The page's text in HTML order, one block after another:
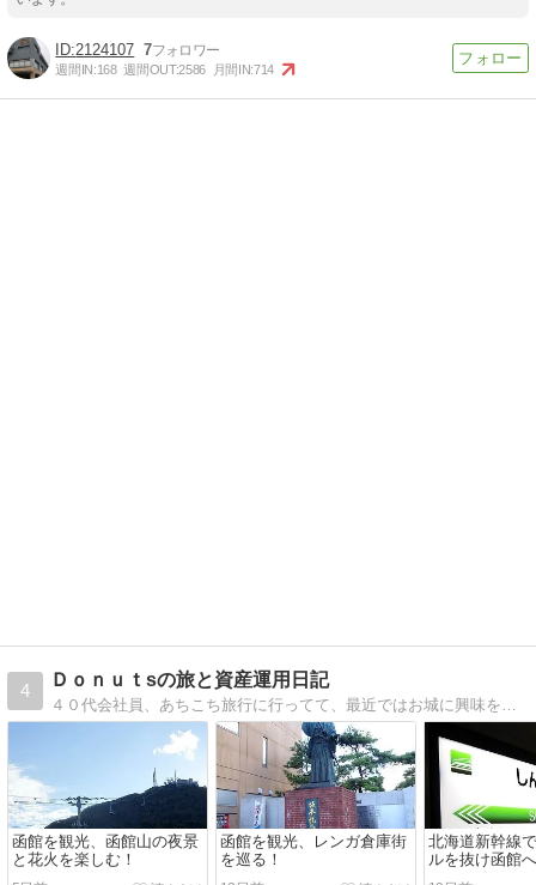
2124107 7
週間IN:168 週間OUT:2586 月間IN:714
4
Ｄｏｎｕｔsの旅と資産運用日記
４０代会社員、あちこち旅行に行ってて、最近ではお城に興味を持ってます。また、資産運用をコツコツやってます。
函館を観光、函館山の夜景
と花火を楽しむ！
函館を観光、レンガ倉庫街
を巡る！
北海道新幹線
ルを抜け函館